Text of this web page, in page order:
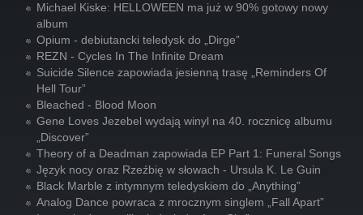
Michael Kiske: HELLOWEEN ma już w 90% gotowy nowy
album
Opium - debiutancki teledysk do „Dirge”
REZN - Cycles In The Infinite Dream
Suicide Silence zapowiada jesienną trasę „Reminders Of
Hell Tour”
Bleached - Blood Moon
Gene Loves Jezebel wydają winyl na 40. rocznicę albumu
„Discover”
Theory of a Deadman zapowiada EP Part 1: Funeral Songs
Język nocy oraz Rzeźbię w słowach - Ursula K. Le Guin
Black Marble z intymnym teledyskiem do „Anything”
Analog Dance powraca z mrocznym singlem „Fall Apart”